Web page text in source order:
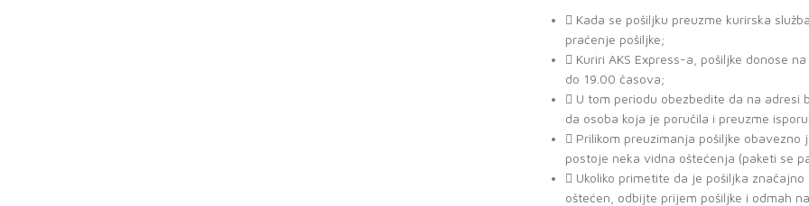
Kada se pošiljku preuzme kurirska
praćenje pošiljke;
Kuriri AKS Express-a, pošiljke donose
do 19.00 časova;
U tom periodu obezbedite da na adresi
da osoba koja je poručila i preuzme
Prilikom preuzimanja pošiljke
postoje neka vidna oštećenja (paketi se
Ukoliko primetite da je pošiljka
oštećen, odbijte prijem pošiljke i odmah